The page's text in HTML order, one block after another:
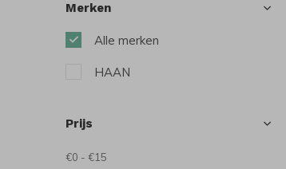
Merken
Alle merken
HAAN
Prijs
€0 - €15